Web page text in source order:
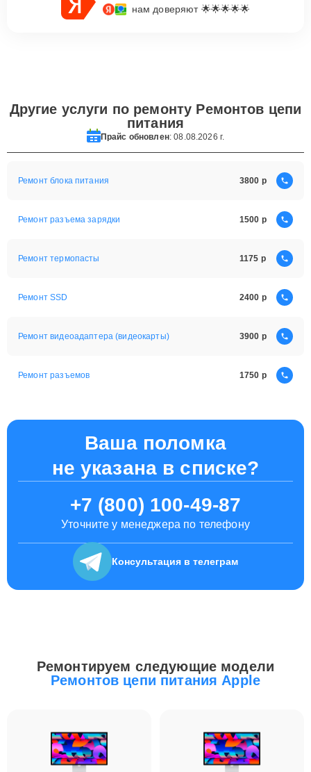
нам доверяют 🌟🌟🌟🌟🌟
Другие услуги по ремонту Ремонтов цепи
питания
Прайс обновлен: 08.08.2026 г.
Ремонт блока питания 3800
Ремонт разъема зарядки 1500
Ремонт термопасты 1175
Ремонт SSD 2400
Ремонт видеоадаптера (видеокарты) 3900
Ремонт разъемов 1750
Ваша поломка
не указана в списке?
+7 (800) 100-49-87
Уточните у менеджера по телефону
Консультация в телеграм
Ремонтируем следующие модели
Ремонтов цепи питания Apple